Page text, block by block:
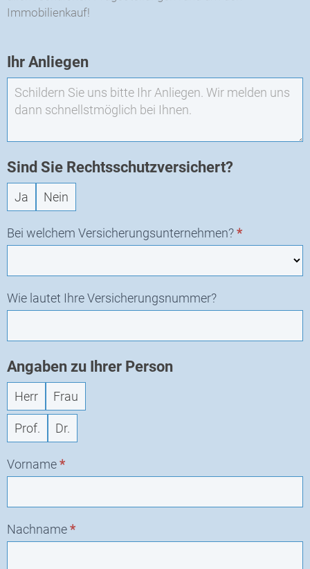
Immobilienkauf!
-
Neuanfrage
Ihr Anliegen
Sind Sie Rechtsschutzversichert?
Ja Nein
Bei welchem Versicherungsunternehmen?*
Wie lautet Ihre Versicherungsnummer?
Angaben zu Ihrer Person
Herr Frau
Prof. Dr.
Vorname*
Nachname*